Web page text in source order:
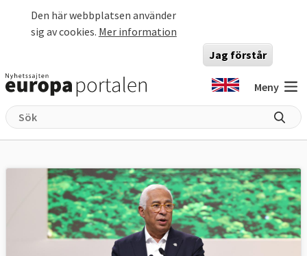
Den här webbplatsen använder
sig av cookies. Mer information
Jag förstår
Meny